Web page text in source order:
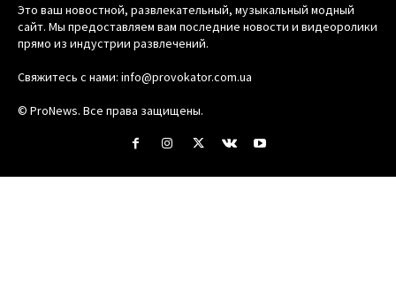
Это ваш новостной, развлекательный, музыкальный модный
сайт. Мы предоставляем вам последние новости и видеоролики
прямо из индустрии развлечений.
Свяжитесь с нами: info@provokator.com.ua
© ProNews. Все права защищены.